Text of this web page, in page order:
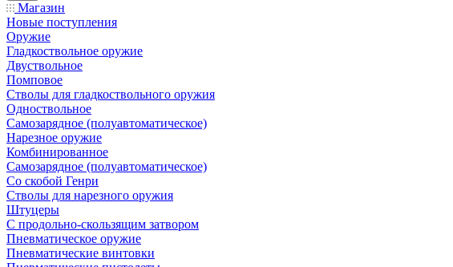
Магазин
Новые поступления
Оружие
Гладкоствольное оружие
Двуствольное
Помповое
Стволы для гладкоствольного оружия
Одноствольное
Самозарядное (полуавтоматическое)
Нарезное оружие
Комбинированное
Самозарядное (полуавтоматическое)
Со скобой Генри
Стволы для нарезного оружия
Штуцеры
С продольно-скользящим затвором
Пневматическое оружие
Пневматические винтовки